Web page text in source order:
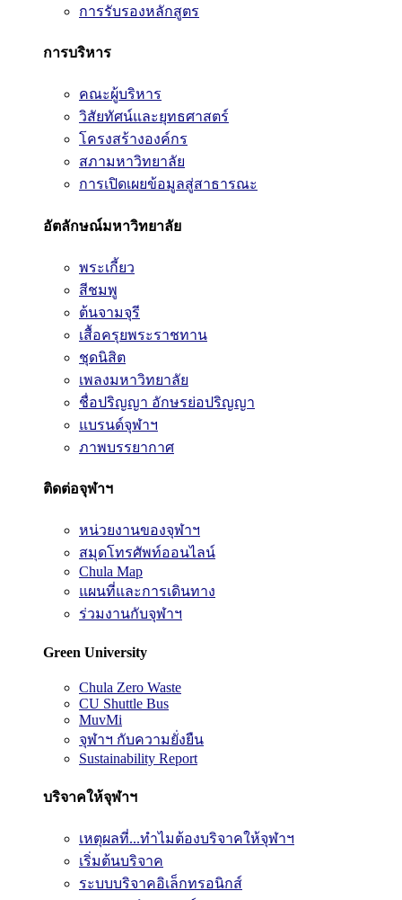
การรับรองหลักสูตร
การบริหาร
คณะผู้บริหาร
วิสัยทัศน์และยุทธศาสตร์
โครงสร้างองค์กร
สภามหาวิทยาลัย
การเปิดเผยข้อมูลสู่สาธารณะ
อัตลักษณ์มหาวิทยาลัย
พระเกี้ยว
สีชมพู
ต้นจามจุรี
เสื้อครุยพระราชทาน
ชุดนิสิต
เพลงมหาวิทยาลัย
ชื่อปริญญา อักษรย่อปริญญา
แบรนด์จุฬาฯ
ภาพบรรยากาศ
ติดต่อจุฬาฯ
หน่วยงานของจุฬาฯ
สมุดโทรศัพท์ออนไลน์
Chula Map
แผนที่และการเดินทาง
ร่วมงานกับจุฬาฯ
Green University
Chula Zero Waste
CU Shuttle Bus
MuvMi
จุฬาฯ กับความยั่งยืน
Sustainability Report
บริจาคให้จุฬาฯ
เหตุผลที่...ทำไมต้องบริจาคให้จุฬาฯ
เริ่มต้นบริจาค
ระบบบริจาคอิเล็กทรอนิกส์